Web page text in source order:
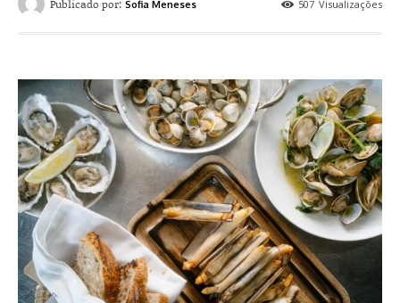
507 Visualizações
Publicado por: Sofia Meneses